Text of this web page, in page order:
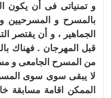
و تمنياتى فى أن يكون
بالمسرح و المسرحيين
الجماهير ، و أن يقتصر
قبل المهرجان . فهناك
من المسرح الجامعى و
لا يبقى سوى سوى
الممكن اقامة مسابقة